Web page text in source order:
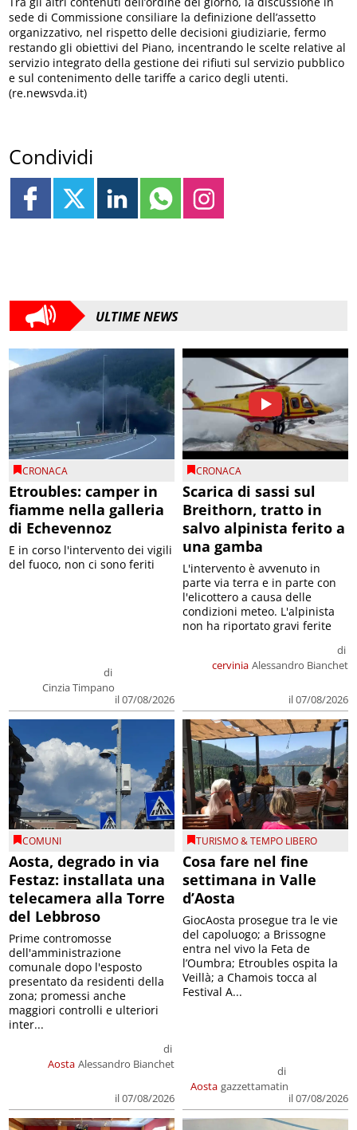
sede di Commissione consiliare la definizione dell’assetto
organizzativo, nel rispetto delle decisioni giudiziarie, fermo
restando gli obiettivi del Piano, incentrando le scelte relative al
servizio integrato della gestione dei rifiuti sul servizio pubblico
e sul contenimento delle tariffe a carico degli utenti.
(re.newsvda.it)
Condividi
ULTIME NEWS
CRONACA
Etroubles: camper in
fiamme nella galleria
di Echevennoz
di
Cinzia Timpano
il 07/08/2026
E in corso l'intervento dei vigili
del fuoco, non ci sono feriti
CRONACA
Scarica di sassi sul
Breithorn, tratto in
salvo alpinista ferito a
una gamba
cervinia
di
Alessandro Bianchet
il 07/08/2026
L'intervento è avvenuto in
parte via terra e in parte con
l'elicottero a causa delle
condizioni meteo. L'alpinista
non ha riportato gravi ferite
COMUNI
Aosta, degrado in via
Festaz: installata una
telecamera alla Torre
del Lebbroso
Aosta
di
Alessandro Bianchet
il 07/08/2026
Prime contromosse
dell'amministrazione
comunale dopo l'esposto
presentato da residenti della
zona; promessi anche
maggiori controlli e ulteriori
inter...
TURISMO & TEMPO LIBERO
Cosa fare nel fine
settimana in Valle
d’Aosta
Aosta
di
gazzettamatin
il 07/08/2026
GiocAosta prosegue tra le vie
del capoluogo; a Brissogne
entra nel vivo la Feta de
l’Oumbra; Etroubles ospita la
Veillà; a Chamois tocca al
Festival A...